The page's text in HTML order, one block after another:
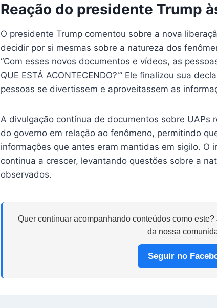
Reação do presidente Trump
O presidente Trump comentou sobre a nova
decidir por si mesmas sobre a natureza dos
“Com esses novos documentos e vídeos, as
QUE ESTÁ ACONTECENDO?'” Ele finalizou sua
pessoas se divertissem e aproveitassem as
A divulgação contínua de documentos sobre UAPs
do governo em relação ao fenômeno, permitindo
informações que antes eram mantidas em sigilo. O
continua a crescer, levantando questões sobre a
observados.
Quer continuar acompanhando conteúdos como
da nossa
Seguir no